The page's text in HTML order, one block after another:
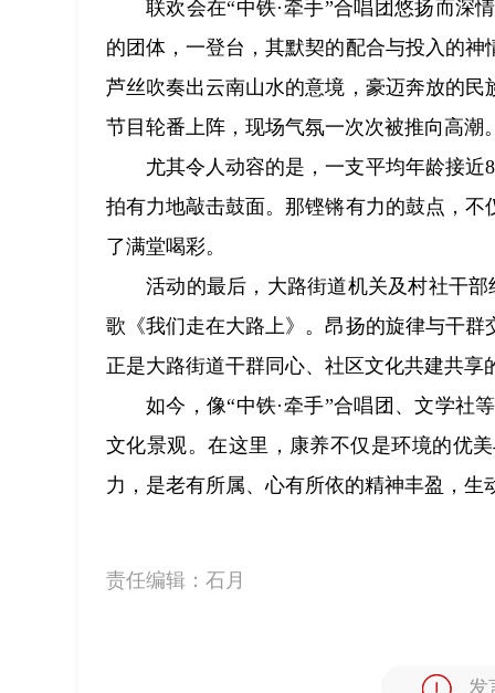
联欢会在“中铁·牵手”合唱团悠扬而深
的团体，一登台，其默契的配合与投入的
芦丝吹奏出云南山水的意境，豪迈奔放的
节目轮番上阵，现场气氛一次次被推向高潮
尤其令人动容的是，一支平均年龄接
拍有力地敲击鼓面。那铿锵有力的鼓点，
了满堂喝彩。
活动的最后，大路街道机关及村社干部
歌《我们走在大路上》。昂扬的旋律与干
正是大路街道干群同心、社区文化共建共享
如今，像“中铁·牵手”合唱团、文学社
文化景观。在这里，康养不仅是环境的优
力，是老有所属、心有所依的精神丰盈，生
责任编辑： 石月
发